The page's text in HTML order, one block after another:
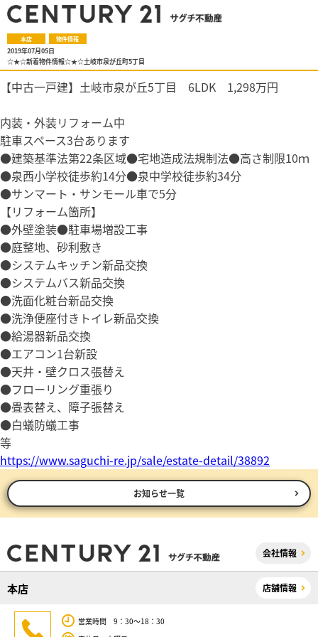
本店 物件情報
2019年07月05日
☆★☆新着物件情報☆★☆土岐市泉が丘町5丁目
【中古一戸建】土岐市泉が丘5丁目 6LDK 1,298万円
内装・外装リフォーム中
駐車スペース3台あります
●建築基準法第22条区域●宅地造成法規制法●高さ制限10ｍ
●泉西小学校徒歩約14分●泉中学校徒歩約34分
●サンマート・サンモール車で5分
【リフォーム箇所】
●外壁塗装●駐車場増設工事
●庭整地、砂利敷き
●システムキッチン新品交換
●システムバス新品交換
●洗面化粧台新品交換
●洗浄便座付きトイレ新品交換
●給湯器新品交換
●エアコン1台新設
●天井・壁クロス張替え
●フローリング重張り
●畳表替え、障子張替え
●白蟻防蟻工事
等
https://www.saguchi-re.jp/sale/estate-detail/38892
お知らせ一覧
会社情報
本店 店舗情報
営業時間 9：30～18：30